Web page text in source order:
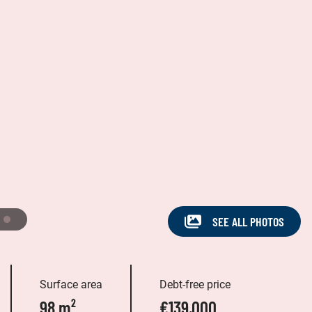
SEE ALL PHOTOS
Surface area
98 m²
Debt-free price
€139,000